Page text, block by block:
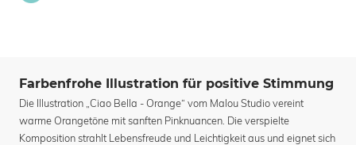
Farbenfrohe Illustration für positive Stimmung
Die Illustration „Ciao Bella - Orange“ vom Malou Studio vereint
warme Orangetöne mit sanften Pinknuancen. Die verspielte
Komposition strahlt Lebensfreude und Leichtigkeit aus und eignet sich